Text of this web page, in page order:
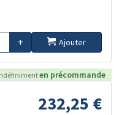
+ Ajouter
en précommande
232,25 €